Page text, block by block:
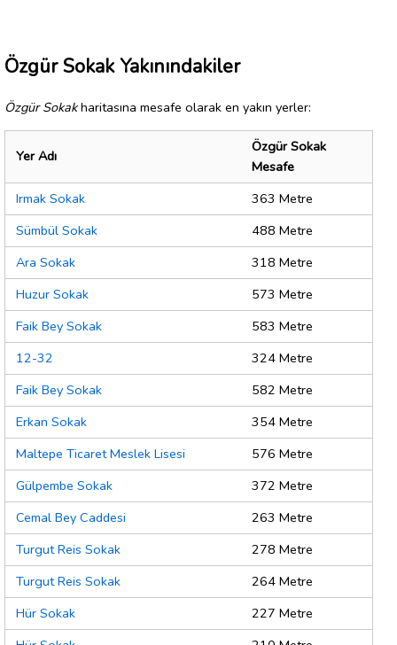
Özgür Sokak Yakınındakiler
Özgür Sokakharitasına mesafe olarak en yakın yerler:
Yer Adı
Özgür Sokak
Mesafe
Irmak Sokak
363 Metre
Sümbül Sokak
488 Metre
Ara Sokak
318 Metre
Huzur Sokak
573 Metre
Faik Bey Sokak
583 Metre
12-32
324 Metre
Faik Bey Sokak
582 Metre
Erkan Sokak
354 Metre
Maltepe Ticaret Meslek Lisesi
576 Metre
Gülpembe Sokak
372 Metre
Cemal Bey Caddesi
263 Metre
Turgut Reis Sokak
278 Metre
Turgut Reis Sokak
264 Metre
Hür Sokak
227 Metre